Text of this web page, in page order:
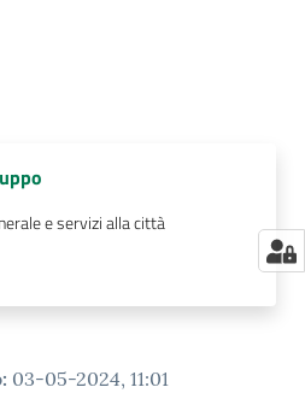
e servizi alla città
: 03-05-2024, 11:01